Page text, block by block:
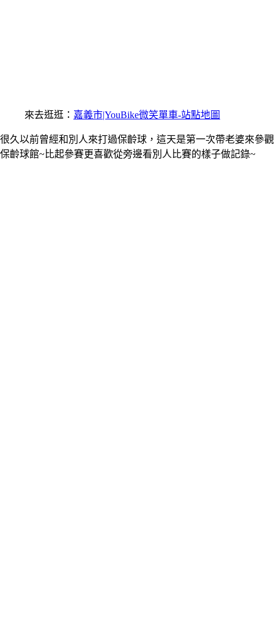
來去逛逛： 嘉義市|YouBike微笑單車-站點地圖
很久以前曾經和別人來打過保齡球，這天是第一次帶老婆來參觀
保齡球館~比起參賽更喜歡從旁邊看別人比賽的樣子做記錄~